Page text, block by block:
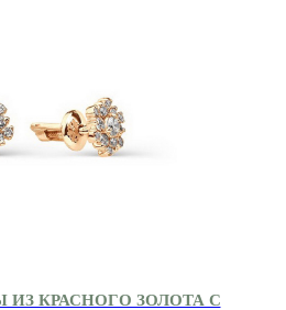
ИЗ КРАСНОГО ЗОЛОТА С